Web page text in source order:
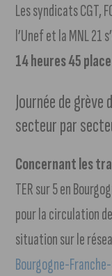
Les syndicats CGT,
l’Unef et la MNL 21
14 heures 45
Journée de
secteur par
Concernant les
TER sur 5 en
pour la circulation
situation sur le
Bourgogne-